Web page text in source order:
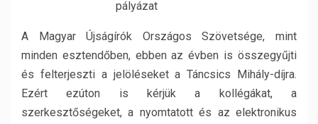
A Magyar Újságírók Országos Szövetsége, mint
minden esztendőben, ebben az évben is összegyűjti
és felterjeszti a jelöléseket a Táncsics Mihály-díjra.
Ezért ezúton is kérjük a kollégákat, a
szerkesztőségeket, a nyomtatott és az elektronikus